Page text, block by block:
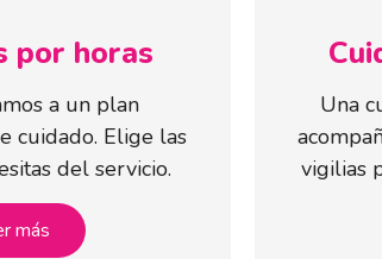
por horas
a un plan
cuidado. Elige las
del servicio.
más
Una
vigilias